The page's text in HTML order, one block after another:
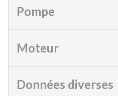
Pompe
Moteur
Données diverses